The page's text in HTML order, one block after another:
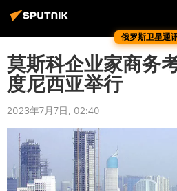
俄罗斯卫星通
莫斯科企业家商务
度尼西亚举行
2023年7月7日, 02:40